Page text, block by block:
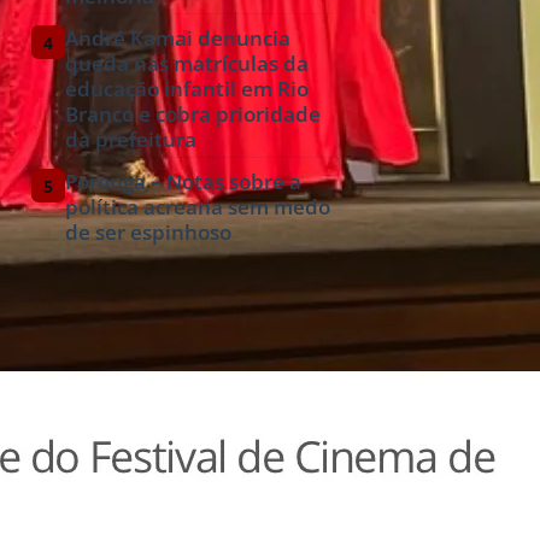
4 André Kamai denuncia
queda nas matrículas da
educação infantil em Rio
Branco e cobra prioridade
da prefeitura
5 Poronga – Notas sobre a
política acreana sem medo
de ser espinhoso